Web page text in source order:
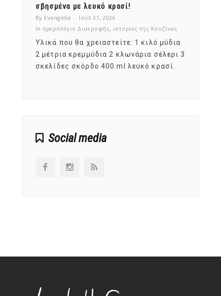
σβησμένα με λευκό κρασί!
By Evangelia
Ιούλ 31, 2026
in ημερολόγιο Διατροφής, ιστορίες της Κουζίνας
Υλικά που θα χρειαστείτε: 1 κιλό μύδια
2 μέτρια κρεμμύδια 2 κλωνάρια σέλερι 3
σκελίδες σκόρδο 400 ml λευκό κρασί.
Social media